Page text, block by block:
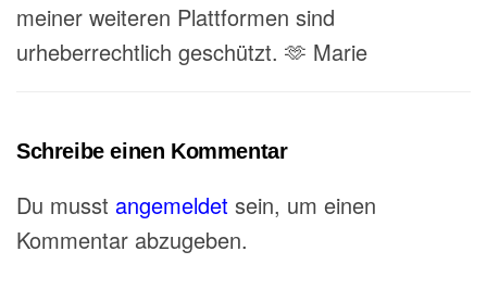
meiner weiteren Plattformen sind
urheberrechtlich geschützt. 🫶 Marie
Schreibe einen Kommentar
Du musst angemeldet sein, um einen
Kommentar abzugeben.